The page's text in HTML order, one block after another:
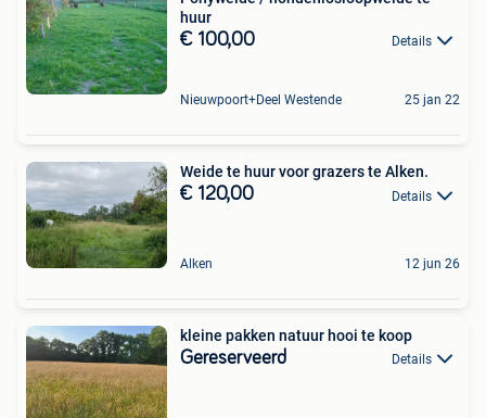
huur
€ 100,00 Details
Nieuwpoort+Deel Westende 25 jan 22
Weide te huur voor grazers te Alken.
€ 120,00 Details
Alken 12 jun 26
kleine pakken natuur hooi te koop
Gereserveerd Details